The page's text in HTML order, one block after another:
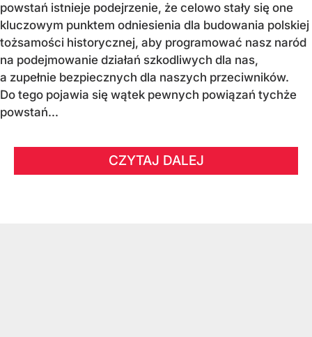
powstań istnieje podejrzenie, że celowo stały się one
kluczowym punktem odniesienia dla budowania polskiej
tożsamości historycznej, aby programować nasz naród
na podejmowanie działań szkodliwych dla nas,
a zupełnie bezpiecznych dla naszych przeciwników.
Do tego pojawia się wątek pewnych powiązań tychże
powstań...
CZYTAJ DALEJ